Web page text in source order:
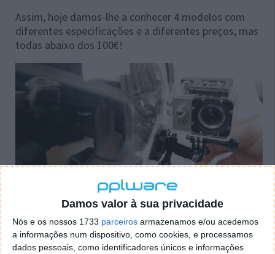
Damos valor à sua privacidade
Nós e os nossos 1733 parceiros armazenamos e/ou acedemos
a informações num dispositivo, como cookies, e processamos
dados pessoais, como identificadores únicos e informações
Assim, hoje damos-lhe a conhecer 4 modelos com
diferentes especificações e a diferentes preços, mas
todas abaixo dos 100€!